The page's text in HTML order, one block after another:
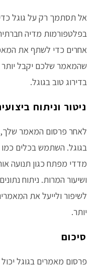
אל תסתמך רק על גוגל
בפלטפורמות מדיה
אחרים כדי לשתף את
שהמאמר שלכם יקבל יותר
בדירוג טוב בגוגל.
ניטור וניתוח
לאחר פרסום המאמר שלך,
מדדי מפתח כגון תנועה
ושיעור המרות. ניתוח
לשיפור ולייעל את
יותר.
סיכום
פרסום מאמרים בגוגל